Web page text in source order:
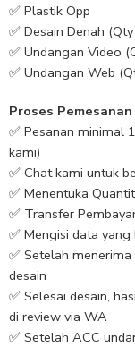
✅ Plastik Opp
✅ Desain Denah
✅ Undangan Video
✅ Undangan Web
Proses Pemesanan
✅ Pesanan minimal
kami)
✅ Chat kami untuk
✅ Menentuka
✅ Transfer
✅ Mengisi data yang
✅ Setelah
desain
✅ Selesai desain,
di review via WA
✅ Setelah ACC